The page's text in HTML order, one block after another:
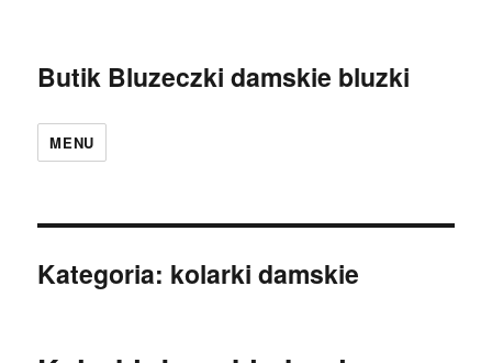
Butik Bluzeczki damskie bluzki
MENU
Kategoria: kolarki damskie